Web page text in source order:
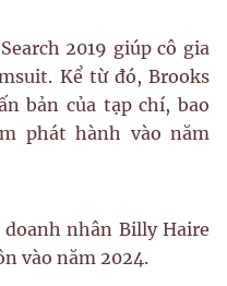
2019 giúp cô gia
Kể từ đó, Brooks
bản của tạp chí, bao
phát hành vào năm
nhân Billy Haire
vào năm 2024.